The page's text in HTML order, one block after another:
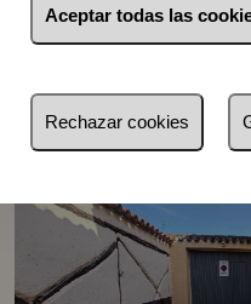
Aceptar todas las
Rechazar cookies